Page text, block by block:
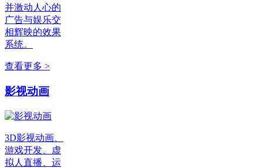
并激动人心的
广告与娱乐交
相辉映的效果
系统。
查看更多 >
影视动画
3D影视动画、
游戏开发、虚
拟人直播、运